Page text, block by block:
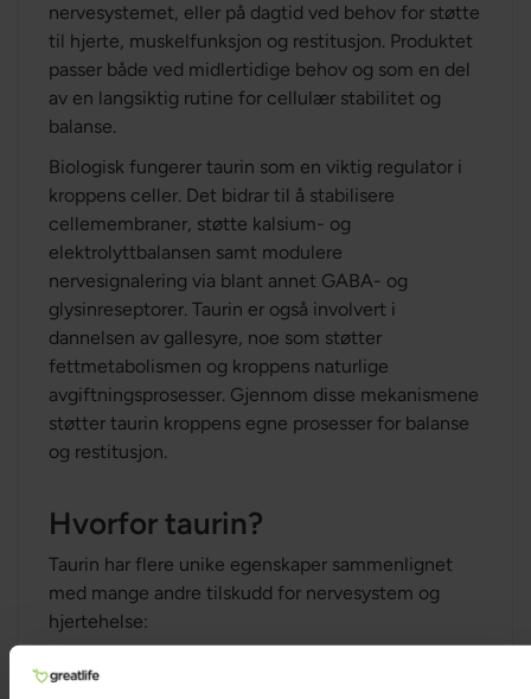
nervesystemet, eller på dagtid ved behov for støtte
til hjerte, muskelfunksjon og restitusjon. Produktet
passer både ved midlertidige behov og som en del
av en langsiktig rutine for cellulær stabilitet og
balanse.
Biologisk fungerer taurin som en viktig regulator i
kroppens celler. Det bidrar til å stabilisere
cellemembraner, støtte kalsium- og
elektrolyttbalansen samt modulere
nervesignalering via blant annet GABA- og
glysinreseptorer. Taurin er også involvert i
dannelsen av gallesyre, noe som støtter
fettmetabolismen og kroppens naturlige
avgiftningsprosesser. Gjennom disse mekanismene
støtter taurin kroppens egne prosesser for balanse
og restitusjon.
Hvorfor taurin?
Taurin har flere unike egenskaper sammenlignet
med mange andre tilskudd for nervesystem og
hjertehelse:
Støtte for hjerte og kar